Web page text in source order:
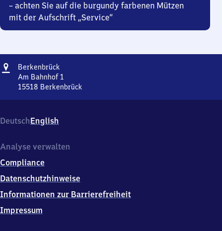
– achten Sie auf die burgundy farbenen Mützen
mit der Aufschrift „Service“
Adresse
Berkenbrück
Am Bahnhof 1
15518 Berkenbrück
Bahnhof
1,
5
1
8
DeutschEnglish
Analyse verwalten
Compliance
Datenschutzhinweise
Informationen zur Barrierefreiheit
Impressum